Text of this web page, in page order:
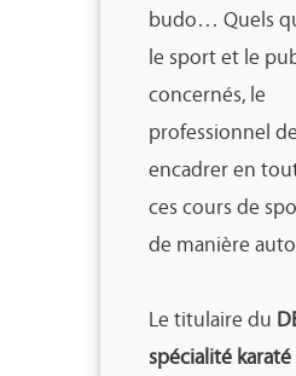
budo… Quels
le sport et le
concernés, le
professionnel
encadrer en
ces cours de
de manière
Le titulaire du
spécialité karaté